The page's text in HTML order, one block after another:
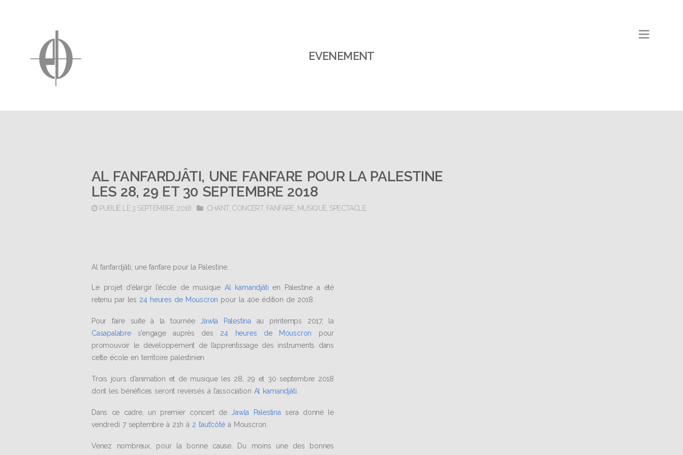
EVENEMENT
AL FANFARDJÂTI, UNE FANFARE POUR LA PALESTINE
LES 28, 29 ET 30 SEPTEMBRE 2018
PUBLIÉ LE 3 SEPTEMBRE 2018 CHANT, CONCERT, FANFARE, MUSIQUE, SPECTACLE
Al fanfardjâti, une fanfare pour la Palestine.
Le projet d’élargir l’école de musique Al kamandjâti en Palestine a été
retenu par les 24 heures de Mouscron pour la 40e édition de 2018.
Pour faire suite à la tournée Jawla Palestina au printemps 2017, la
Casapalabres’engage auprès des 24 heures de Mouscron pour
promouvoir le développement de l’apprentissage des instruments dans
cette école en territoire palestinien.
Trois jours d’animation et de musique les 28, 29 et 30 septembre 2018
dont les bénéfices seront reversés à l’association Al kamandjâti
Dans ce cadre, un premier concert de Jawla Palestina sera donné le
vendredi 7 septembre à 21h à 2 l’aut’côtéà Mouscron.
Venez nombreux, pour la bonne cause. Du moins une des bonnes